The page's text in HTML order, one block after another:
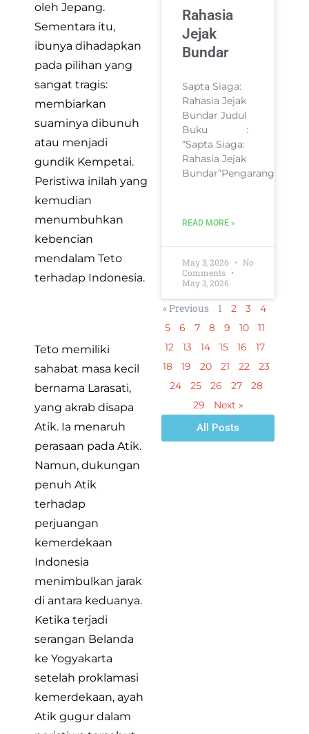
oleh Jepang.
Sementara itu,
ibunya dihadapkan
pada pilihan yang
sangat tragis:
membiarkan
suaminya dibunuh
atau menjadi
gundik Kempetai.
Peristiwa inilah yang
kemudian
menumbuhkan
kebencian
mendalam Teto
terhadap Indonesia.
Teto memiliki
sahabat masa kecil
bernama Larasati,
yang akrab disapa
Atik. Ia menaruh
perasaan pada Atik.
Namun, dukungan
penuh Atik
terhadap
perjuangan
kemerdekaan
Indonesia
menimbulkan jarak
di antara keduanya.
Ketika terjadi
serangan Belanda
ke Yogyakarta
setelah proklamasi
kemerdekaan, ayah
Atik gugur dalam
Rahasia
Jejak
Bundar
Sapta Siaga:
Rahasia Jejak
Bundar Judul
Buku :
“Sapta Siaga:
Rahasia Jejak
Bundar”Pengarang
READ MORE »
May 3, 2026
No
Comments
May 3, 2026
« Previous 1 2 3
4
5
6 7 8 9 10
11
12
13 14 15 16
17
18
19 20 21 22
23
24
25 26 27
28
29
Next »
All Posts